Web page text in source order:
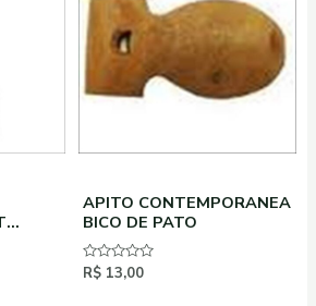
APITO CONTEMPORANEA
BICO DE PATO
Avaliação
R$ 13,00